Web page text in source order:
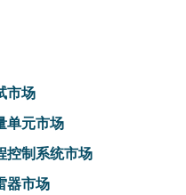
市场
单元市场
控制系统市场
器市场